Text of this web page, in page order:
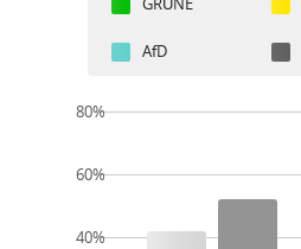
AfD
80%
60%
40%